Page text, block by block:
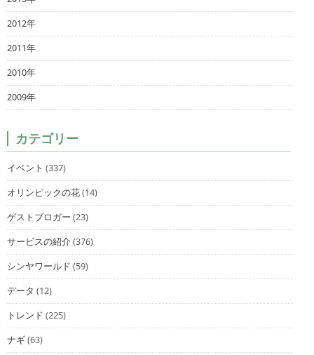
2012年
2011年
2010年
2009年
カテゴリー
イベント (337)
オリンピックの花(14)
ゲストブロガー (23)
サービスの紹介(376)
シンヤワールド (59)
データ (12)
トレンド (225)
ナギ(63)